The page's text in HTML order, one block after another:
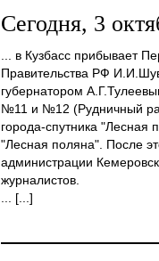
Сегодня, 3
... в Кузбасс прибывает
Правительства РФ
губернатором
№11 и №12 (Рудничный
города-спутника "Лесная
"Лесная поляна". После
администрации
журналистов.
... [...]